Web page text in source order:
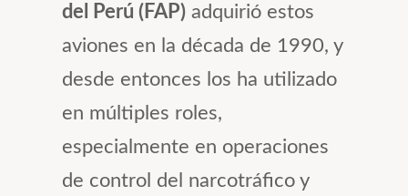
del Perú (FAP) adquirió estos
aviones en la década de 1990, y
desde entonces los ha utilizado
en múltiples roles,
especialmente en operaciones
de control del narcotráfico y